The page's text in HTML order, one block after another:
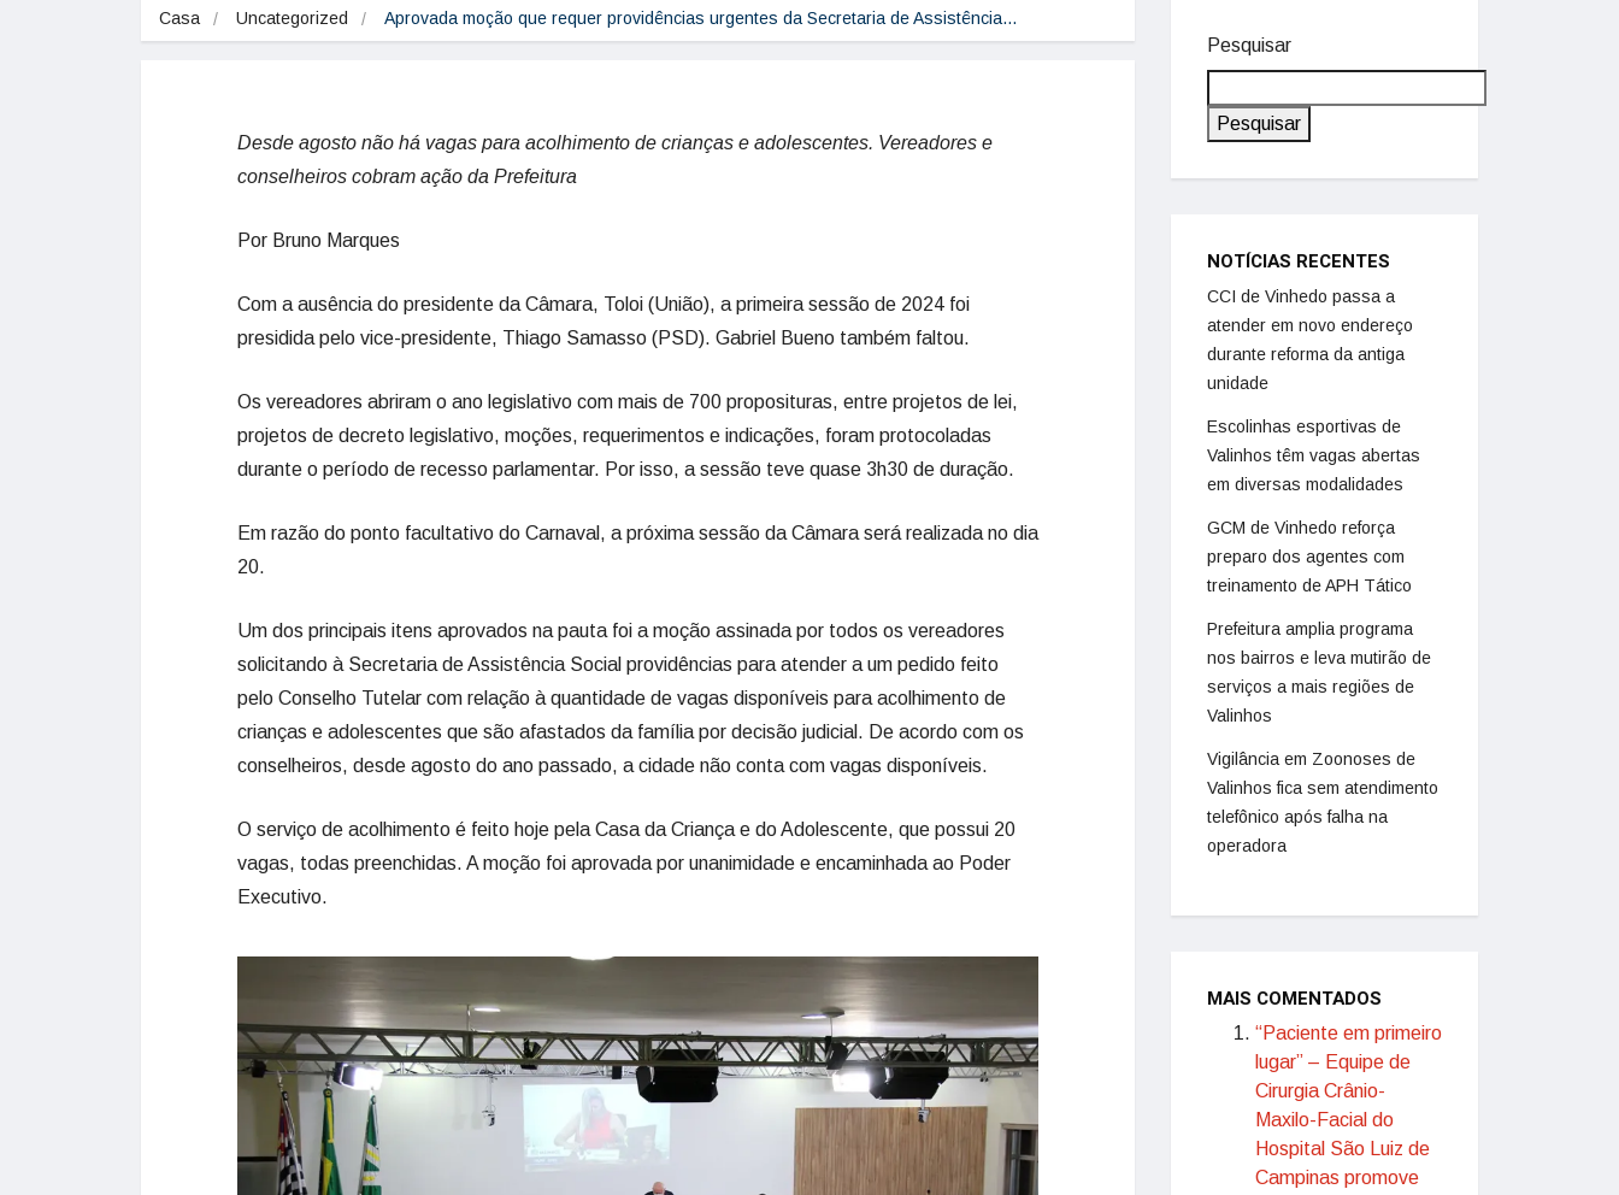
Casa Uncategorized Aprovada moção que requer providências urgentes da Secretaria de Assistência…
Desde agosto não há vagas para acolhimento de crianças e adolescentes. Vereadores e
conselheiros cobram ação da Prefeitura
Por Bruno Marques
Com a ausência do presidente da Câmara, Toloi (União), a primeira sessão de 2024 foi
presidida pelo vice-presidente, Thiago Samasso (PSD). Gabriel Bueno também faltou.
Os vereadores abriram o ano legislativo com mais de 700 proposituras, entre projetos de lei,
projetos de decreto legislativo, moções, requerimentos e indicações, foram protocoladas
durante o período de recesso parlamentar. Por isso, a sessão teve quase 3h30 de duração.
Em razão do ponto facultativo do Carnaval, a próxima sessão da Câmara será realizada no dia
20.
Um dos principais itens aprovados na pauta foi a moção assinada por todos os vereadores
solicitando à Secretaria de Assistência Social providências para atender a um pedido feito
pelo Conselho Tutelar com relação à quantidade de vagas disponíveis para acolhimento de
crianças e adolescentes que são afastados da família por decisão judicial. De acordo com os
conselheiros, desde agosto do ano passado, a cidade não conta com vagas disponíveis.
O serviço de acolhimento é feito hoje pela Casa da Criança e do Adolescente, que possui 20
vagas, todas preenchidas. A moção foi aprovada por unanimidade e encaminhada ao Poder
Executivo.
Pesquisar
Pesquisar
NOTÍCIAS RECENTES
CCI de Vinhedo passa a
atender em novo endereço
durante reforma da antiga
unidade
Escolinhas esportivas de
Valinhos têm vagas abertas
em diversas modalidades
GCM de Vinhedo reforça
preparo dos agentes com
treinamento de APH Tático
Prefeitura amplia programa
nos bairros e leva mutirão de
serviços a mais regiões de
Valinhos
Vigilância em Zoonoses de
Valinhos fica sem atendimento
telefônico após falha na
operadora
MAIS COMENTADOS
“Paciente em primeiro
lugar” – Equipe de
Cirurgia Crânio-
Maxilo-Facial do
Hospital São Luiz de
Campinas promove